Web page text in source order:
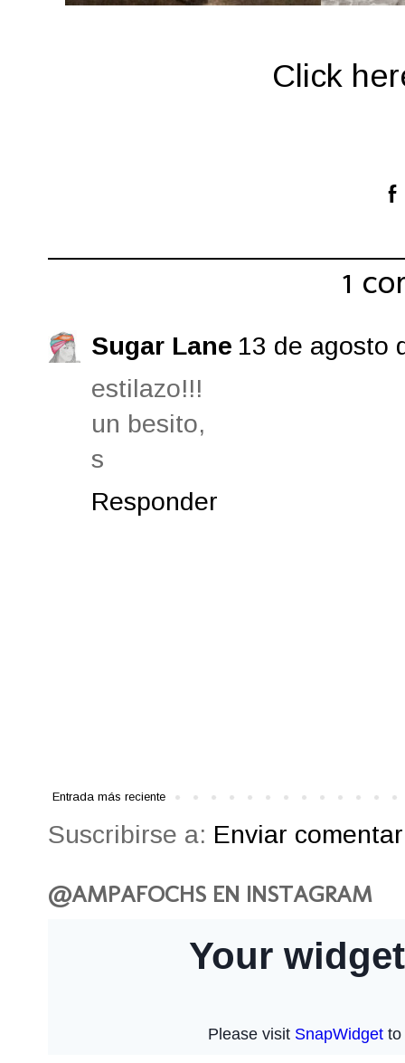
Click
1
Sugar Lane 13 de agosto
estilazo!!!
un besito,
s
Responder
Entrada más reciente
Suscribirse a: Enviar
@AMPAFOCHS EN INSTAGRAM